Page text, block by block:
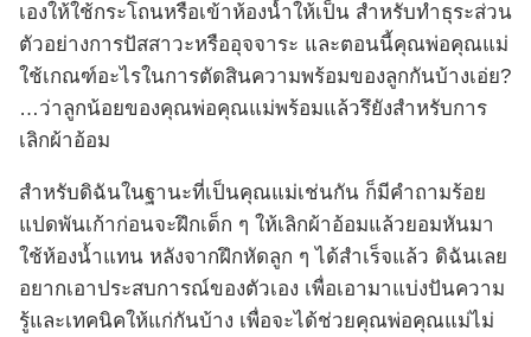
เองให้ใช้กระโถนหรือเข้าห้องน้ำให้เป็น สำหรับทำธุระส่วน
ตัวอย่างการปัสสาวะหรืออุจจาระ และตอนนี้คุณพ่อคุณแม่
ใช้เกณฑ์อะไรในการตัดสินความพร้อมของลูกกันบ้างเอ่ย?
…ว่าลูกน้อยของคุณพ่อคุณแม่พร้อมแล้วรึยังสำหรับการ
เลิกผ้าอ้อม
สำหรับดิฉันในฐานะที่เป็นคุณแม่เช่นกัน ก็มีคำถามร้อย
แปดพันเก้าก่อนจะฝึกเด็ก ๆ ให้เลิกผ้าอ้อมแล้วยอมหันมา
ใช้ห้องน้ำแทน หลังจากฝึกหัดลูก ๆ ได้สำเร็จแล้ว ดิฉันเลย
อยากเอาประสบการณ์ของตัวเอง เพื่อเอามาแบ่งปันความ
รู้และเทคนิคให้แก่กันบ้าง เพื่อจะได้ช่วยคุณพ่อคุณแม่ไม่